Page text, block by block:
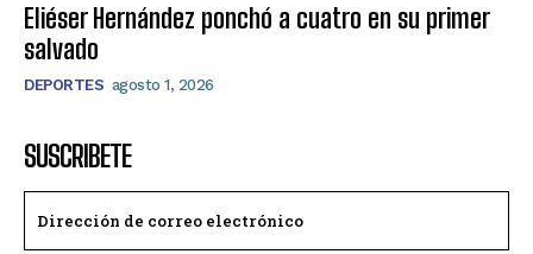
Eliéser Hernández ponchó a cuatro en su primer
salvado
DEPORTES agosto 1, 2026
SUSCRIBETE